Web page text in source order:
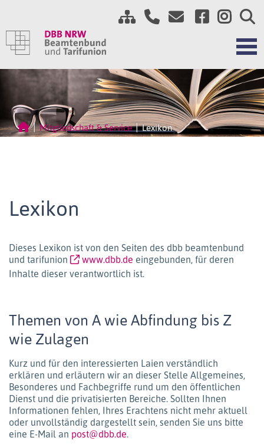
Mitgliedschaft & Service Lexikon
Lexikon
Dieses Lexikon ist von den Seiten des dbb beamtenbund
und tarifunion
www.dbb.de eingebunden, für deren
Inhalte dieser verantwortlich ist.
Themen von A wie Abfindung bis Z
wie Zulagen
Kurz und für den interessierten Laien verständlich
erklären und erläutern wir an dieser Stelle Allgemeines,
Besonderes und Fachbegriffe rund um den öffentlichen
Dienst und die privatisierten Bereiche. Sollten Ihnen
Informationen fehlen, Ihres Erachtens nicht mehr aktuell
oder unvollständig dargestellt sein, senden Sie uns bitte
eine E-Mail an post@dbb.de.